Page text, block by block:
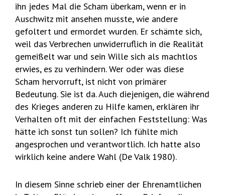
ihn jedes Mal die Scham überkam, wenn er in
Auschwitz mit ansehen musste, wie andere
gefoltert und ermordet wurden. Er schämte sich,
weil das Verbrechen unwiderruflich in die Realität
gemeißelt war und sein Wille sich als machtlos
erwies, es zu verhindern. Wer oder was diese
Scham hervorruft, ist nicht von primärer
Bedeutung. Sie ist da. Auch diejenigen, die während
des Krieges anderen zu Hilfe kamen, erklären ihr
Verhalten oft mit der einfachen Feststellung: Was
hätte ich sonst tun sollen? Ich fühlte mich
angesprochen und verantwortlich. Ich hatte also
wirklich keine andere Wahl (De Valk 1980).
In diesem Sinne schrieb einer der Ehrenamtlichen